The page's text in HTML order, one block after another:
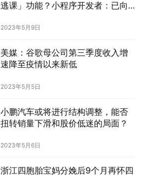
逃课」功能？小程序开发者：已向
2023年5月9日
美媒：谷歌母公司第三季度收入增
速降至疫情以来新低
2023年5月5日
小鹏汽车或将进行结构调整，能否
扭转销量下滑和股价低迷的局面？
2023年5月6日
浙江四胞胎宝妈分娩后9个月再怀四